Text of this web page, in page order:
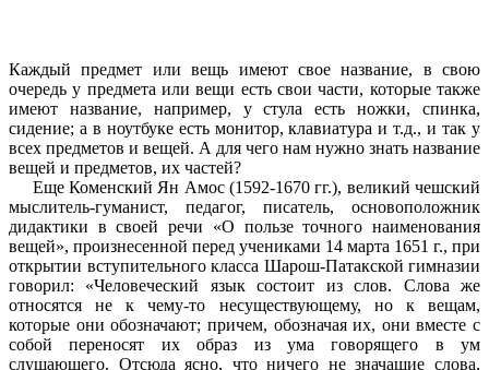
Каждый предмет или вещь имеют свое название, в свою
очередь у предмета или вещи есть свои части, которые также
имеют название, например, у стула есть ножки, спинка,
сидение; а в ноутбуке есть монитор, клавиатура и т.д., и так у
всех предметов и вещей. А для чего нам нужно знать название
вещей и предметов, их частей?
Еще Коменский Ян Амос (1592-1670 гг.), великий чешский
мыслитель-гуманист, педагог, писатель, основоположник
дидактики в своей речи «О пользе точного наименования
вещей», произнесенной перед учениками 14 марта 1651 г., при
открытии вступительного класса Шарош-Патакской гимназии
говорил: «Человеческий язык состоит из слов. Слова же
относятся не к чему-то несуществующему, но к вещам,
которые они обозначают; причем, обозначая их, они вместе с
собой переносят их образ из ума говорящего в ум
слушающего. Отсюда ясно, что ничего не значащие слова,